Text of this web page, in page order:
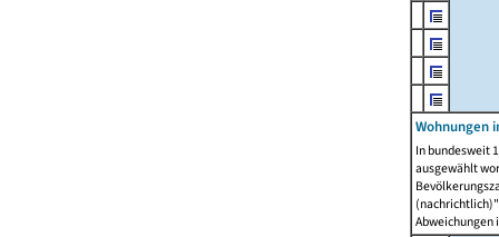
Wohnungen
In bundesweit
ausgewählt
Abweichungen